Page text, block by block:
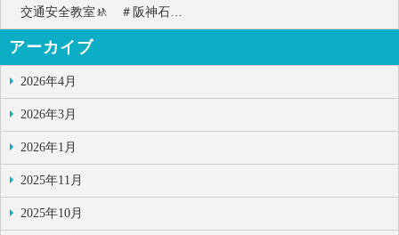
交通安全教室🚸 ＃阪神石…
アーカイブ
2026年4月
2026年3月
2026年1月
2025年11月
2025年10月